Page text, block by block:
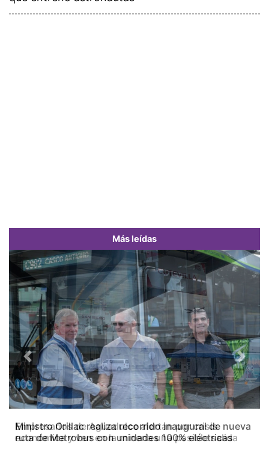
Más leídas
Empresarios de Aguadulce alertan por crisis
económica y ven en la minería una posible salida
Previous Next